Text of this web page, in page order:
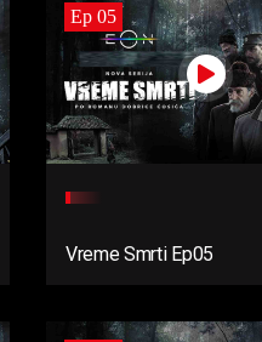
Ep 05
Vreme Smrti Ep05